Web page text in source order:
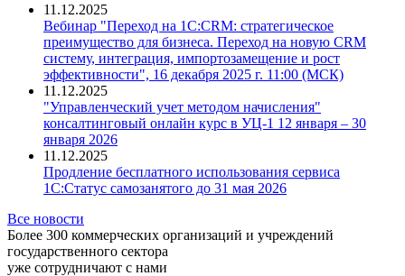
11.12.2025
Вебинар "Переход на 1С:CRM: стратегическое
преимущество для бизнеса. Переход на новую CRM
систему, интеграция, импортозамещение и рост
эффективности", 16 декабря 2025 г. 11:00 (МСК)
11.12.2025
"Управленческий учет методом начисления"
консалтинговый онлайн курс в УЦ-1 12 января – 30
января 2026
11.12.2025
Продление бесплатного использования сервиса
1С:Статус самозанятого до 31 мая 2026
Все новости
Более 300 коммерческих организаций и учреждений
государственного сектора
уже сотрудничают с нами